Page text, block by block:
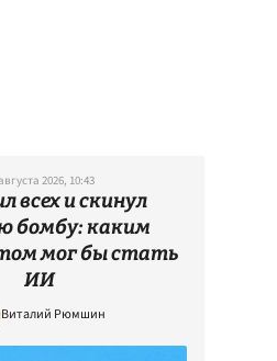
2026, 10:43
всех и скинул
бомбу: каким
мог бы стать
ИИ
Виталий Рюмшин